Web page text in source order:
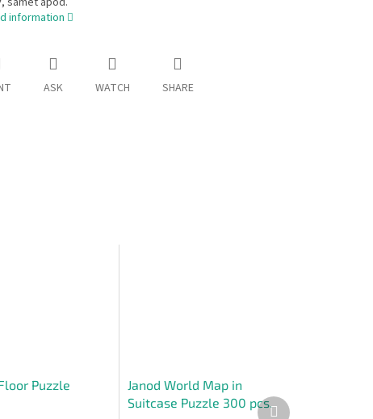
information
ASK WATCH SHARE
Puzzle
Janod World Map in
Suitcase Puzzle 300 pcs. Next